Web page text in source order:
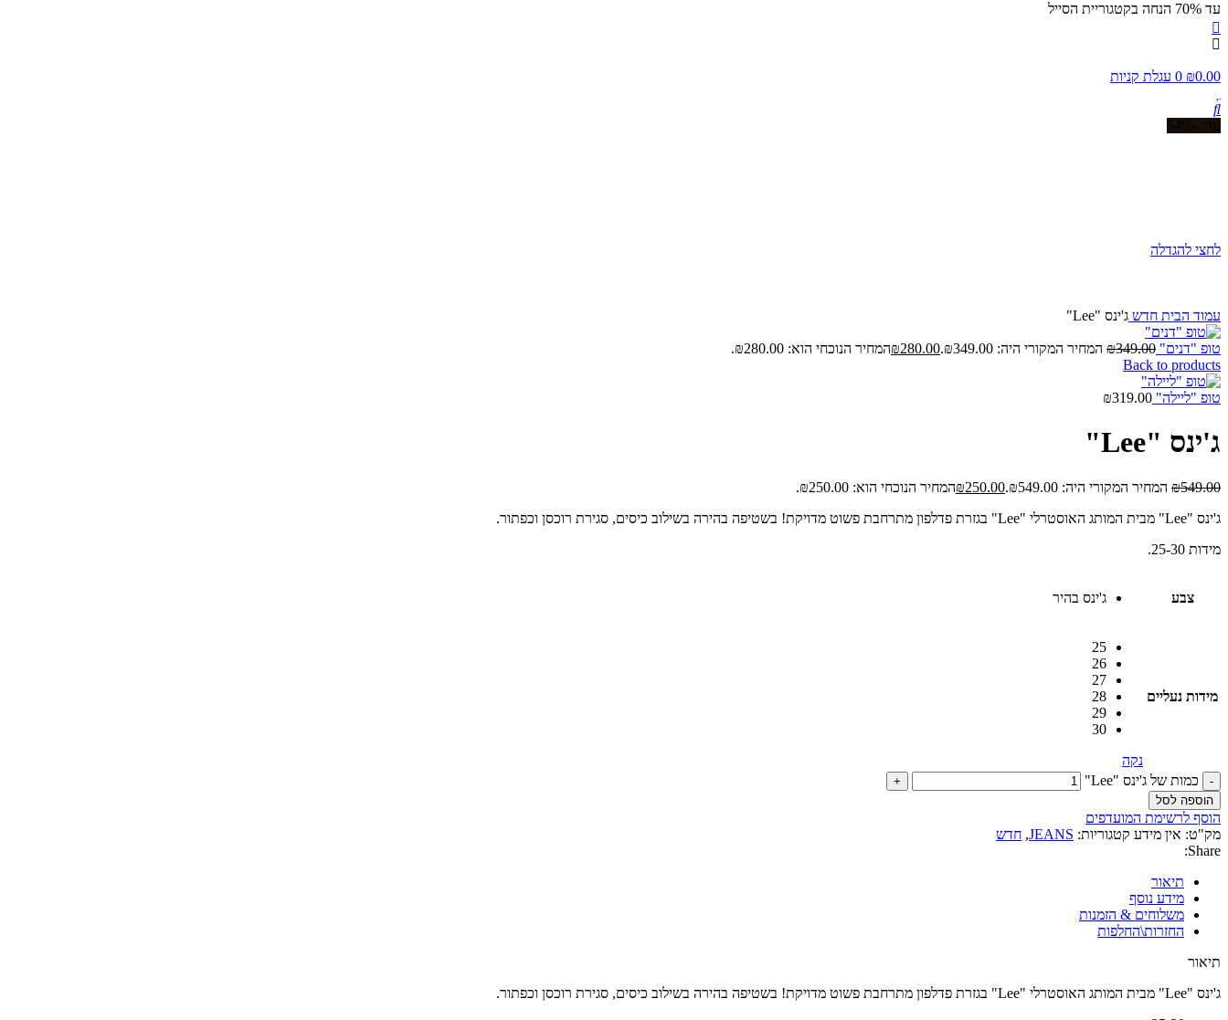
עד 70% הנחה בקטגוריית הסייל
₪0.00
0 עגלת קניות
לחצי להגדלה
עמוד הבית חדש ג'ינס "Lee"
טופ "דנים" ₪349.00 המחיר המקורי היה: ₪349.00. ₪280.00
המחיר הנוכחי הוא: ₪280.00.
Back to products
טופ "ליילה" ₪319.00
ג'ינס "Lee"
₪549.00 המחיר המקורי היה: ₪549.00. ₪250.00
המחיר הנוכחי הוא: ₪250.00.
ג'ינס "Lee" מבית המותג האוסטרלי "Lee" בגזרת פדלפון מתרחבת פשוט מדויקת! בשטיפה בהירה בשילוב כיסים, סגירת רוכסן וכפתור.
מידות 25-30.
צבע ג'ינס בהיר
מידות נעליים
25
26
27
28
29
30
נקה
כמות של ג'ינס "Lee"
הוספה לסל
הוסף לרשימת המועדפים
מק"ט: אין מידע קטגוריות: JEANS
, חדש
Share:
תיאור
מידע נוסף
משלוחים & הזמנות
החזרות\החלפות
תיאור
ג'ינס "Lee" מבית המותג האוסטרלי "Lee" בגזרת פדלפון מתרחבת פשוט מדויקת! בשטיפה בהירה בשילוב כיסים, סגירת רוכסן וכפתור.